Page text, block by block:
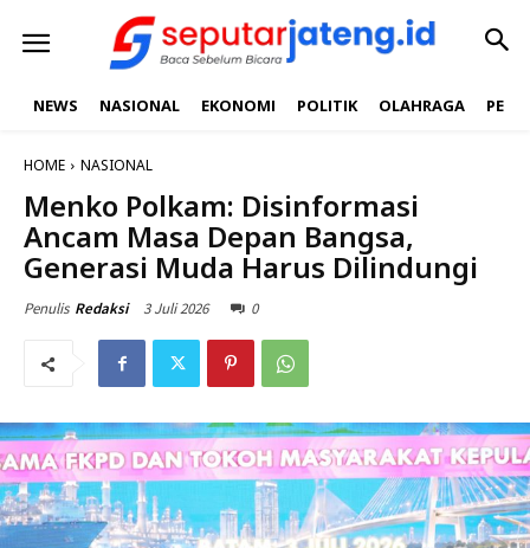
NEWS NASIONAL EKONOMI POLITIK OLAHRAGA
HOME NASIONAL
Menko Polkam: Disinformasi
Ancam Masa Depan Bangsa,
Generasi Muda Harus Dilindungi
Penulis Redaksi 3 Juli 2026 0